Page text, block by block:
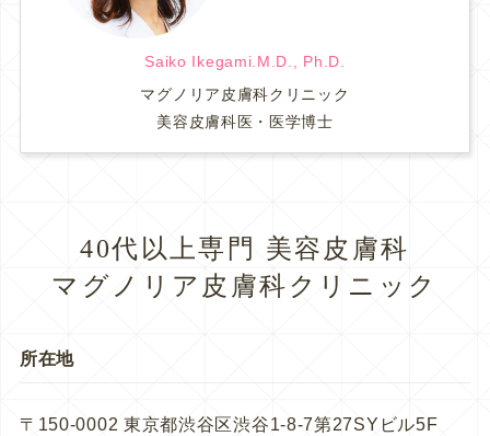
Saiko Ikegami.M.D., Ph.D.
マグノリア皮膚科クリニック
美容皮膚科医・医学博士
40代以上専門 美容皮膚科
マグノリア皮膚科クリニック
所在地
〒150-0002 東京都渋谷区渋谷1-8-7第27SYビル5F